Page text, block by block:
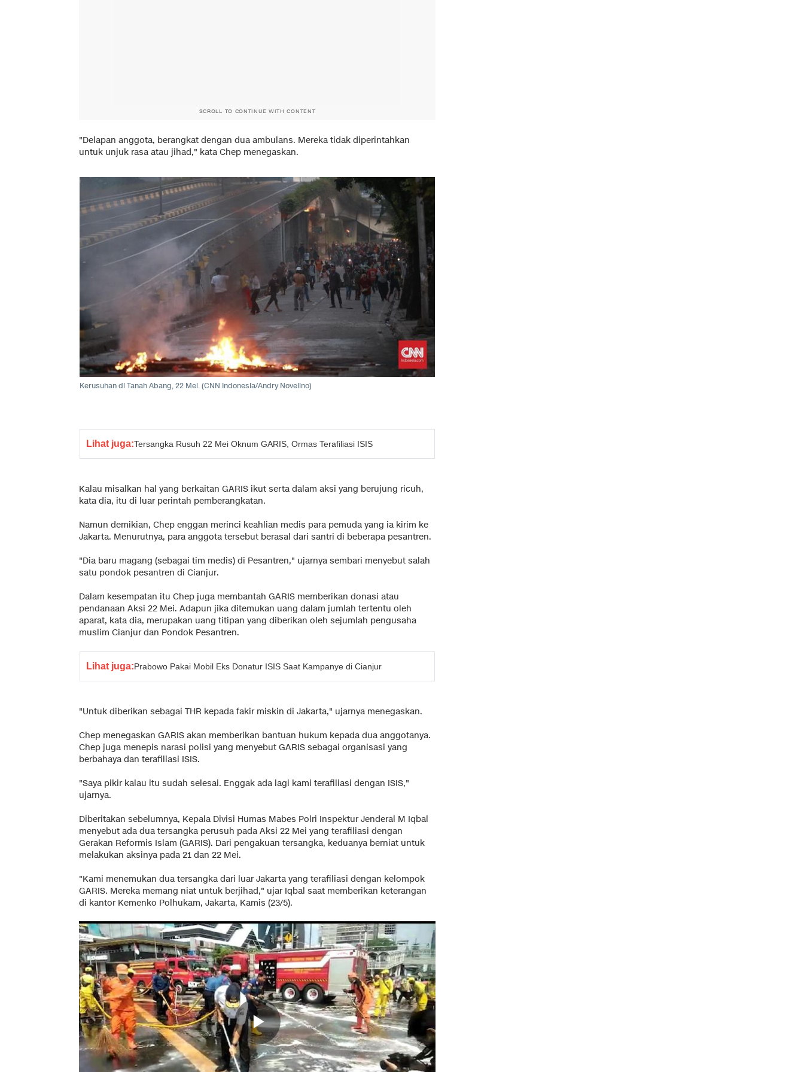
SCROLL TO CONTINUE WITH CONTENT
"Delapan anggota, berangkat dengan dua ambulans. Mereka tidak diperintahkan
untuk unjuk rasa atau jihad," kata Chep menegaskan.
Kerusuhan di Tanah Abang, 22 Mei. (CNN Indonesia/Andry Novelino)
Lihat juga:Tersangka Rusuh 22 Mei Oknum GARIS, Ormas Terafiliasi ISIS
Kalau misalkan hal yang berkaitan GARIS ikut serta dalam aksi yang berujung ricuh,
kata dia, itu di luar perintah pemberangkatan.
Namun demikian, Chep enggan merinci keahlian medis para pemuda yang ia kirim ke
Jakarta. Menurutnya, para anggota tersebut berasal dari santri di beberapa pesantren.
"Dia baru magang (sebagai tim medis) di Pesantren," ujarnya sembari menyebut salah
satu pondok pesantren di Cianjur.
Dalam kesempatan itu Chep juga membantah GARIS memberikan donasi atau
pendanaan Aksi 22 Mei. Adapun jika ditemukan uang dalam jumlah tertentu oleh
aparat, kata dia, merupakan uang titipan yang diberikan oleh sejumlah pengusaha
muslim Cianjur dan Pondok Pesantren.
Lihat juga:Prabowo Pakai Mobil Eks Donatur ISIS Saat Kampanye di Cianjur
"Untuk diberikan sebagai THR kepada fakir miskin di Jakarta," ujarnya menegaskan.
Chep menegaskan GARIS akan memberikan bantuan hukum kepada dua anggotanya.
Chep juga menepis narasi polisi yang menyebut GARIS sebagai organisasi yang
berbahaya dan terafiliasi ISIS.
"Saya pikir kalau itu sudah selesai. Enggak ada lagi kami terafiliasi dengan ISIS,"
ujarnya.
Diberitakan sebelumnya, Kepala Divisi Humas Mabes Polri Inspektur Jenderal M Iqbal
menyebut ada dua tersangka perusuh pada Aksi 22 Mei yang terafiliasi dengan
Gerakan Reformis Islam (GARIS). Dari pengakuan tersangka, keduanya berniat untuk
melakukan aksinya pada 21 dan 22 Mei.
"Kami menemukan dua tersangka dari luar Jakarta yang terafiliasi dengan kelompok
GARIS. Mereka memang niat untuk berjihad," ujar Iqbal saat memberikan keterangan
di kantor Kemenko Polhukam, Jakarta, Kamis (23/5).